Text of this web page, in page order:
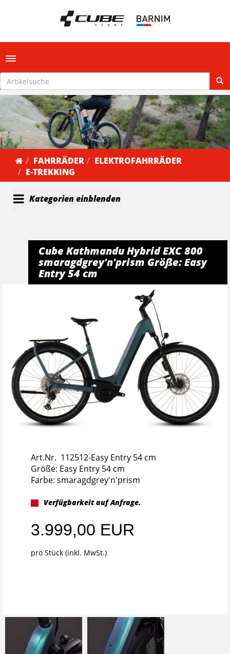
Toggle navigation
FAHRRÄDER
ELEKTROFAHRRÄDER
E-TREKKING
Kategorien einblenden
Cube Kathmandu Hybrid EXC 800
smaragdgrey'n'prism Größe: Easy
Entry 54 cm
Art.Nr. 112512-Easy Entry 54 cm
Größe: Easy Entry 54 cm
Farbe: smaragdgrey'n'prism
Verfügbarkeit auf Anfrage.
3.999,00 EUR
pro Stück (inkl. MwSt.)